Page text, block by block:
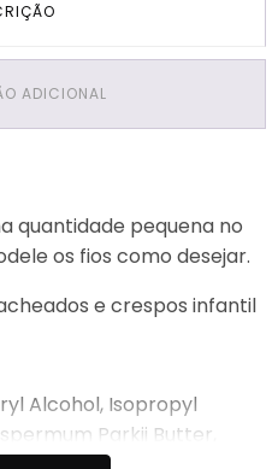
ADICIONAL
quantidade pequena no
os fios como desejar.
e crespos infantil
Alcohol, Isopropyl
Parkii Butter,